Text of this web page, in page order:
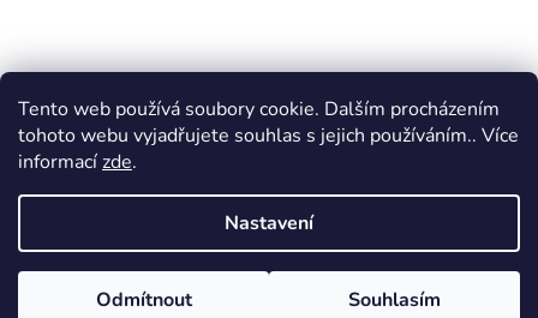
Tento web používá soubory cookie. Dalším procházením
tohoto webu vyjadřujete souhlas s jejich používáním.. Více
informacízde.
Nastavení
Odmítnout Souhlasím
Vytvořil Shoptet
Copyright 2026Hravá klubka . Všechna práva vyhrazena.